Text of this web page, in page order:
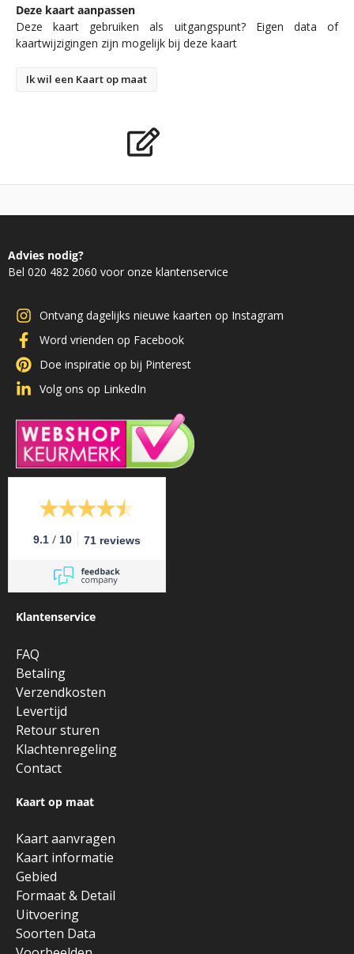
Deze kaart aanpassen
Deze kaart gebruiken als uitgangspunt? Eigen data of
kaartwijzigingen zijn mogelijk bij deze kaart
Ik wil een Kaart op maat
Advies nodig?
Bel 020 482 2060 voor onze klantenservice
Ontvang dagelijks nieuwe kaarten op Instagram
Word vrienden op Facebook
Doe inspiratie op bij Pinterest
Volg ons op LinkedIn
9.1 / 10 71 reviews
Klantenservice
FAQ
Betaling
Verzendkosten
Levertijd
Retour sturen
Klachtenregeling
Contact
Kaart op maat
Kaart aanvragen
Kaart informatie
Gebied
Formaat & Detail
Uitvoering
Soorten Data